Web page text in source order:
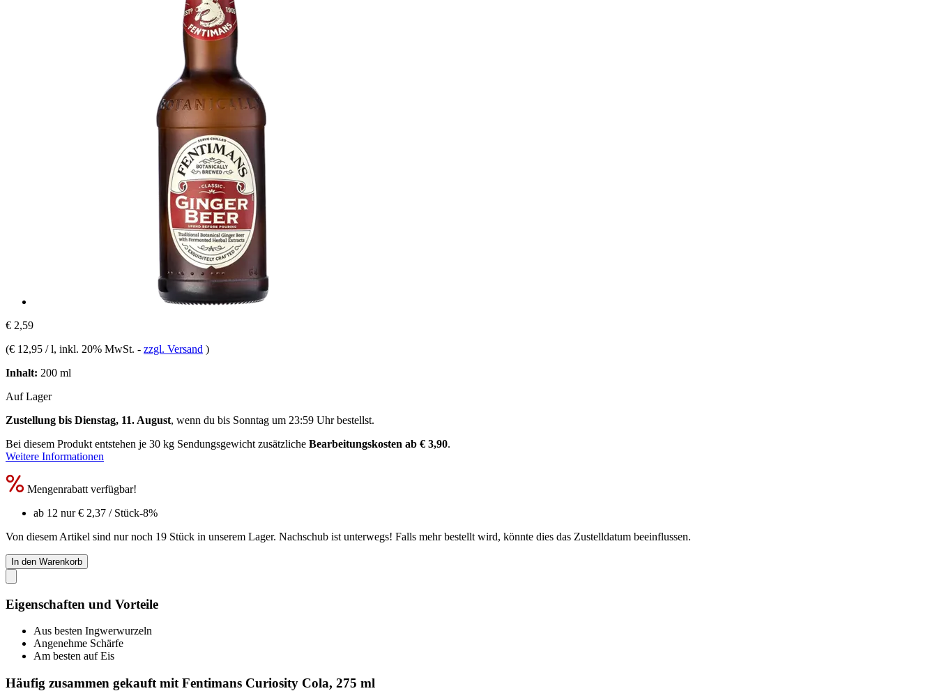
€ 2,59
(€ 12,95 / l, inkl. 20% MwSt. - zzgl. Versand )
Inhalt: 200 ml
Auf Lager
Zustellung bis Dienstag, 11. August, wenn du bis Sonntag um 23:59 Uhrbestellst.
Bei diesem Produkt entstehen je 30 kg Sendungsgewicht zusätzliche Bearbeitungskosten ab € 3,90.
Weitere Informationen
Mengenrabatt verfügbar!
ab 12 nur€ 2,37 / Stück-8%
Von diesem Artikel sind nur noch 19 Stück in unserem Lager. Nachschub ist unterwegs! Falls mehr bestellt wird, könnte dies das Zustelldatum beeinflussen.
In den Warenkorb
Eigenschaften und Vorteile
Aus besten Ingwerwurzeln
Angenehme Schärfe
Am besten auf Eis
Häufig zusammen gekauft mit Fentimans Curiosity Cola, 275 ml